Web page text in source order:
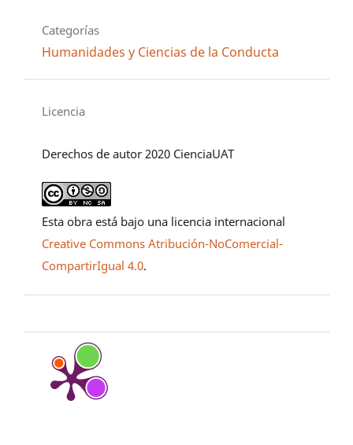
Categorías
Humanidades y Ciencias de la Conducta
Licencia
Derechos de autor 2020 CienciaUAT
Esta obra está bajo una licencia internacional
Creative Commons Atribución-NoComercial-
CompartirIgual 4.0.